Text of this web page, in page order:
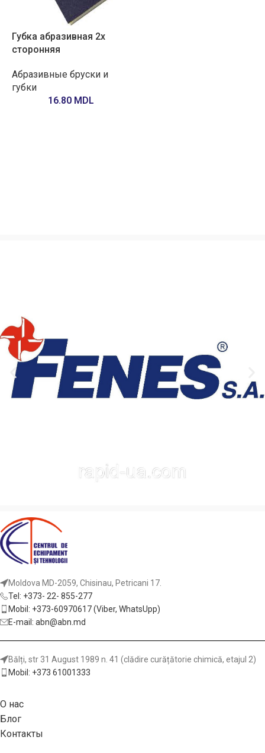
Губка абразивная 2х
сторонняя
Абразивные бруски и
губки
16.80 MDL
Moldova MD-2059, Chisinau, Petricani 17.
Tel: +373- 22- 855-277
Mobil: +373-60970617 (Viber, WhatsUpp)
E-mail: abn@abn.md
Bălți, str 31 August 1989 n. 41 (clădire curățătorie chimică, etajul 2)
Mobil: +373 61001333
О нас
Блог
Контакты